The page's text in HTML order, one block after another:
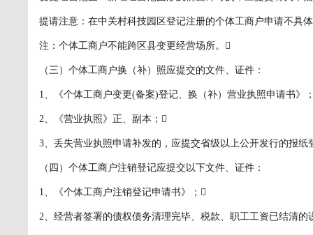
提请注意：在中关村科技园区登记注册的个体工商户申请不具
注：个体工商户不能跨区县变更经营场所。
（三）个体工商户换（补）照应提交的文件、证件：
1、《个体工商户变更(备案)登记、换（补）营业执照申请书》
2、《营业执照》正、副本；
3、丢失营业执照申请补发的，应提交省级以上公开发行的报
（四）个体工商户注销登记应提交以下文件、证件：
1、《个体工商户注销登记申请书》；
2、经营者签署的债权债务清理完毕、税款、职工工资已结清的